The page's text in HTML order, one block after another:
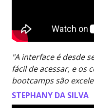
"A interface é desde
fácil de acessar, e os
bootcamps são
STEPHANY DA SILVA